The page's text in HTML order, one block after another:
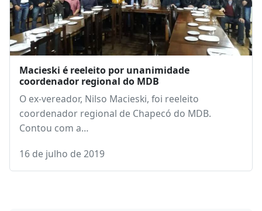
Macieski é reeleito por unanimidade
coordenador regional do MDB
O ex-vereador, Nilso Macieski, foi reeleito
coordenador regional de Chapecó do MDB.
16 de julho de 2019